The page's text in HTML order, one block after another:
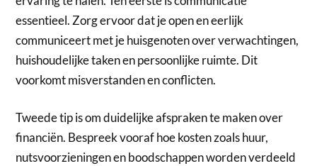
essentieel. Zorg ervoor dat je open en eerlijk
communiceert met je huisgenoten over verwachtingen,
huishoudelijke taken en persoonlijke ruimte. Dit
voorkomt misverstanden en conflicten.
Tweede tip is om duidelijke afspraken te maken over
financiën. Bespreek vooraf hoe kosten zoals huur,
nutsvoorzieningen en boodschappen worden verdeeld